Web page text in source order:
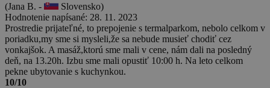
(Jana B. -
Slovensko)
Hodnotenie napísané: 28. 11. 2023
Prostredie prijateľné, to prepojenie s termalparkom, nebolo celkom v
poriadku,my sme si mysleli,že sa nebude musieť chodiť cez
vonkajšok. A masáž,ktorú sme mali v cene, nám dali na posledný
deň, na 13.20h. Izbu sme mali opustiť 10:00 h. Na leto celkom
pekne ubytovanie s kuchynkou.
10/10